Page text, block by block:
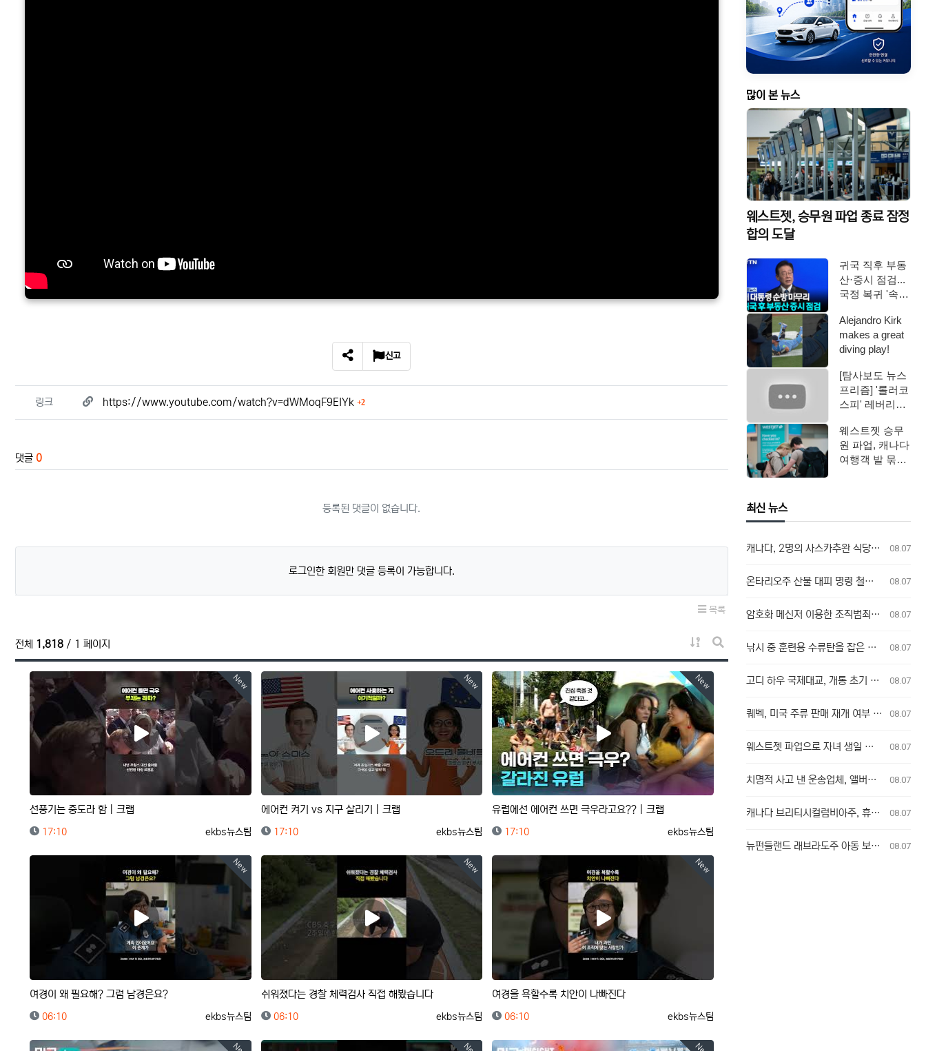
SNS 공유
신고
관련자료
링크 https://www.youtube.com/watch?v=dWMoqF9EIYk 2회 연결
댓글 0
등록된 댓글이 없습니다.
로그인한 회원만 댓글 등록이 가능합니다.
목록
전체 1,818 / 1 페이지
게시물 정렬
게시판 검색
New
선풍기는 중도라 함｜크랩
등록일
17:10 등록자
ekbs뉴스팀
New
에어컨 켜기 vs 지구 살리기｜크랩
등록일
17:10 등록자
ekbs뉴스팀
New
유럽에선 에어컨 쓰면 극우라고요??｜크랩
등록일
17:10 등록자
ekbs뉴스팀
New
여경이 왜 필요해? 그럼 남경은요?
등록일
06:10 등록자
ekbs뉴스팀
New
쉬워졌다는 경찰 체력검사 직접 해봤습니다
등록일
06:10 등록자
ekbs뉴스팀
New
여경을 욕할수록 치안이 나빠진다
등록일
06:10 등록자
ekbs뉴스팀
많이 본 뉴스
웨스트젯, 승무원 파업 종료 잠정
합의 도달
귀국 직후 부동
산·증시 점검...
국정 복귀 '속도'
Alejandro Kirk
makes a great
diving play!
[탐사보도 뉴스
프리즘] '롤러코
스피' 레버리지
TV (Yo…
웨스트젯 승무
원 파업, 캐나다
여행객 발 묶였
최신 뉴스
캐나다, 2명의 사스카추완 식당 업주, 방글라데시 여성 인신매매 유죄 판결 08.07
온타리오주 산불 대피 명령 철회에 대한 굴 베이 퍼스트 네이션의 강력 반발 08.07
암호화 메신저 이용한 조직범죄, 청소년 포섭…수사 난항 예고 08.07
낚시 중 훈련용 수류탄을 잡은 남성 08.07
고디 하우 국제대교, 개통 초기 이용객 이중 요금 청구 의혹 제기 08.07
퀘벡, 미국 주류 판매 재개 여부 단독 결정 08.07
웨스트젯 파업으로 자녀 생일 놓친 부모, 후회와 실망감 호소 08.07
치명적 사고 낸 운송업체, 앨버타주서 운영 금지 조치 08.07
캐나다 브리티시컬럼비아주, 휴화산 인근에서 의심스러운 산불 잇따라 발생 08.07
뉴펀들랜드 래브라도주 아동 보호 시설, 규정 무시로 학대 사건 은폐 의혹 08.07